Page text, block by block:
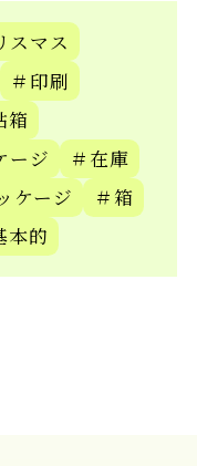
スマス
＃印刷
箱
ージ
＃在庫
ケージ
＃箱
本的